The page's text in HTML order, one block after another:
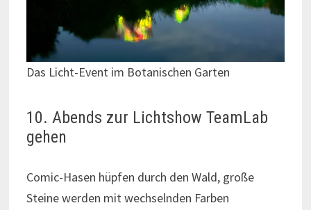
Das Licht-Event im Botanischen Garten
10. Abends zur Lichtshow TeamLab
gehen
Comic-Hasen hüpfen durch den Wald, große
Steine werden mit wechselnden Farben